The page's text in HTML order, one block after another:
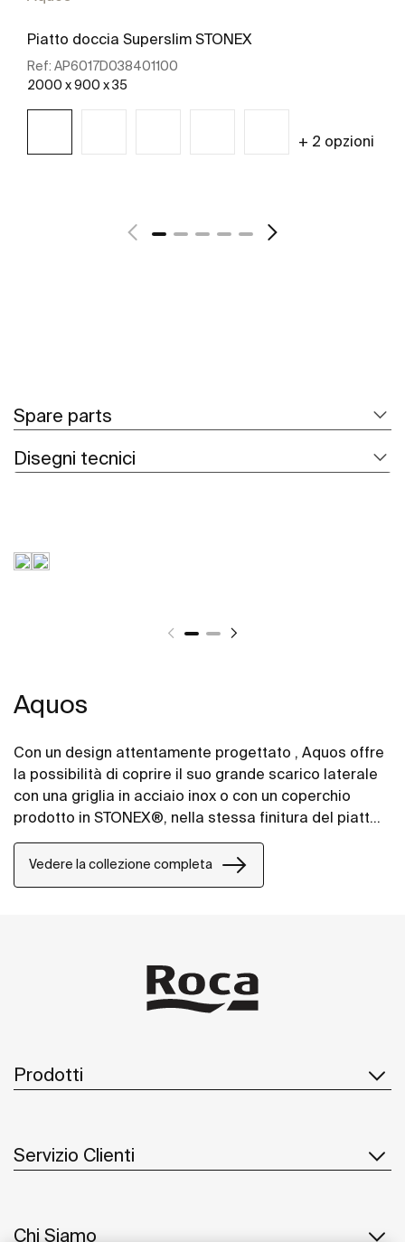
Piatto doccia Superslim STONEX
Ref: AP6017D038401100
2000 x 900 x 35
+ 2 opzioni
Spare parts
Disegni tecnici
Aquos
Con un design attentamente progettato , Aquos offre
la possibilità di coprire il suo grande scarico laterale
con una griglia in acciaio inox o con un coperchio
prodotto in STONEX®, nella stessa finitura del piatto
Vedere la collezione completa
Prodotti
Servizio Clienti
Chi Siamo